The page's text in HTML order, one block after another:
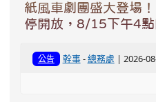
紙風車劇團盛大登場
停開放，8/15下午4點
公告 幹事-總務處 | 2026-